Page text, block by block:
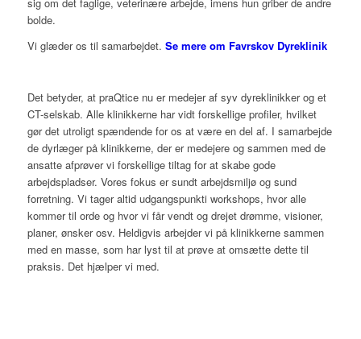
bolde.
Vi glæder os til samarbejdet. Se mere om Favrskov Dyreklinik
Det betyder, at praQtice nu er medejer af syv dyreklinikker og et
CT-selskab. Alle klinikkerne har vidt forskellige profiler, hvilket
gør det utroligt spændende for os at være en del af. I samarbejde
de dyrlæger på klinikkerne, der er medejere og sammen med de
ansatte afprøver vi forskellige tiltag for at skabe gode
arbejdspladser. Vores fokus er sundt arbejdsmiljø og sund
forretning. Vi tager altid udgangspunkti workshops, hvor alle
kommer til orde og hvor vi får vendt og drejet drømme, visioner,
planer, ønsker osv. Heldigvis arbejder vi på klinikkerne sammen
med en masse, som har lyst til at prøve at omsætte dette til
praksis. Det hjælper vi med.